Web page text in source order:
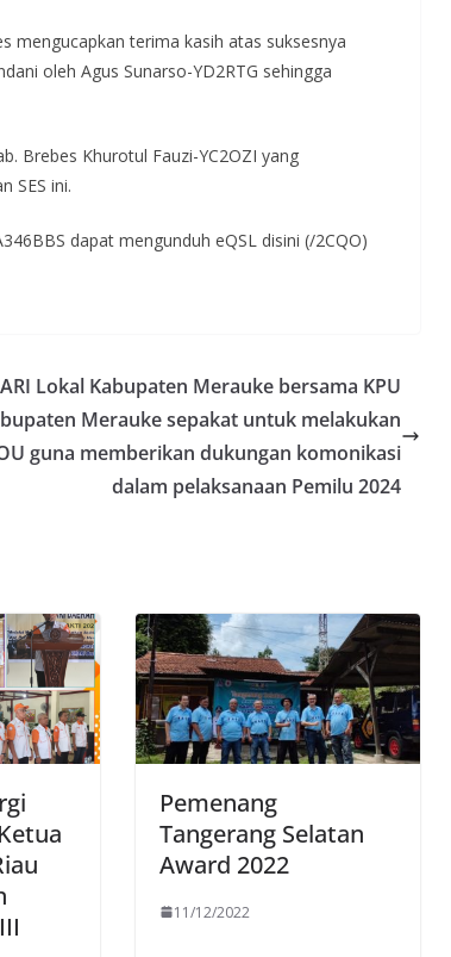
mengucapkan terima kasih atas suksesnya
oleh Agus Sunarso-YD2RTG sehingga
Brebes Khurotul Fauzi-YC2OZI yang
SES ini.
dapat mengunduh eQSL disini (/2CQO)
Lokal Kabupaten Merauke bersama KPU
Merauke sepakat untuk melakukan
guna memberikan dukungan komonikasi
dalam pelaksanaan Pemilu 2024
Pemenang
Tangerang Selatan
Award 2022
11/12/2022